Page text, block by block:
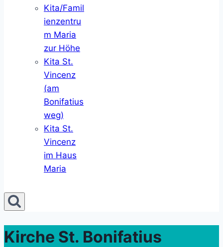
Kita/Famil
ienzentru
m Maria
zur Höhe
Kita St.
Vincenz
(am
Bonifatius
weg)
Kita St.
Vincenz
im Haus
Maria
Kirche St. Bonifatius